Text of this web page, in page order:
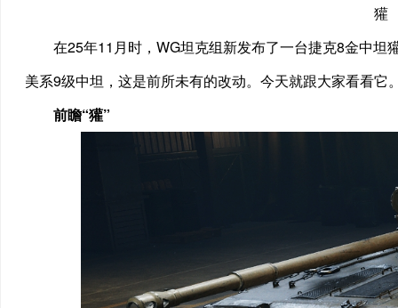
獾
在25年11月时，WG坦克组新发布了一台捷克8金中
美系9级中坦，这是前所未有的改动。今天就跟大家看看它
前瞻“獾”